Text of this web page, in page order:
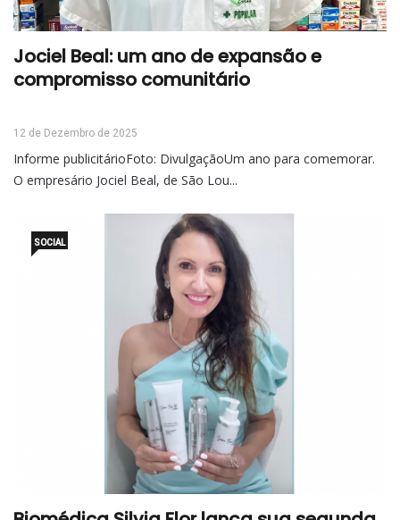
Jociel Beal: um ano de expansão e
compromisso comunitário
12 de Dezembro de 2025
Informe publicitárioFoto: DivulgaçãoUm ano para comemorar.
O empresário Jociel Beal, de São Lou...
SOCIAL